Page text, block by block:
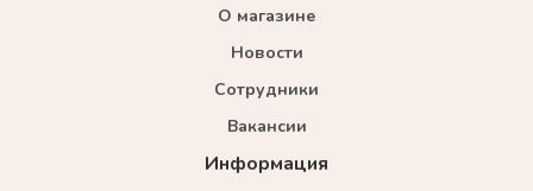
О магазине
Новости
Сотрудники
Вакансии
Информация